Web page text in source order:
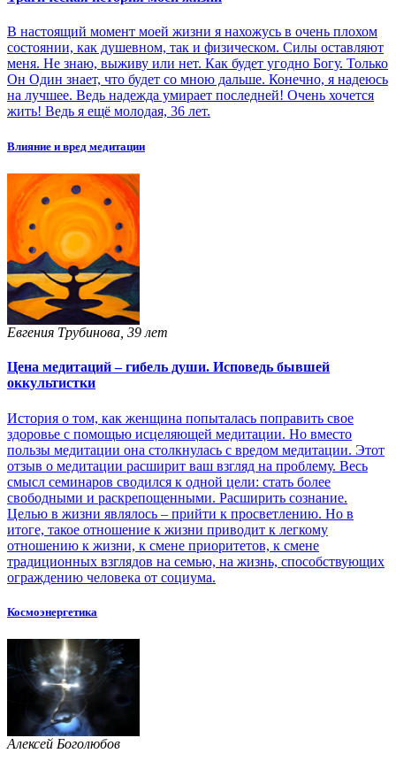
В настоящий момент моей жизни я нахожусь в очень плохом
состоянии, как душевном, так и физическом. Силы оставляют
меня. Не знаю, выживу или нет. Как будет угодно Богу. Только
Он Один знает, что будет со мною дальше. Конечно, я надеюсь
на лучшее. Ведь надежда умирает последней! Очень хочется
жить! Ведь я ещё молодая, 36 лет.
Влияние и вред медитации
Евгения Трубинова, 39 лет
Цена медитаций – гибель души. Исповедь бывшей
оккультистки
История о том, как женщина попыталась поправить свое
здоровье с помощью исцеляющей медитации. Но вместо
пользы медитации она столкнулась с вредом медитации. Этот
отзыв о медитации расширит ваш взгляд на проблему. Весь
смысл семинаров сводился к одной цели: стать более
свободными и раскрепощенными. Расширить сознание.
Целью в жизни являлось – прийти к просветлению. Но в
итоге, такое отношение к жизни приводит к легкому
отношению к жизни, к смене приоритетов, к смене
традиционных взглядов на семью, на жизнь, способствующих
ограждению человека от социума.
Космоэнергетика
Алексей Боголюбов